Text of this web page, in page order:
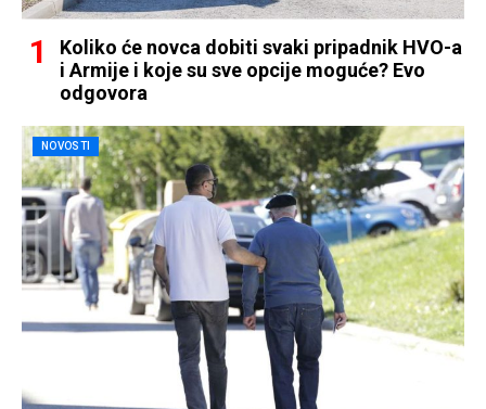
Koliko će novca dobiti svaki pripadnik HVO-a
i Armije i koje su sve opcije moguće? Evo
odgovora
NOVOSTI